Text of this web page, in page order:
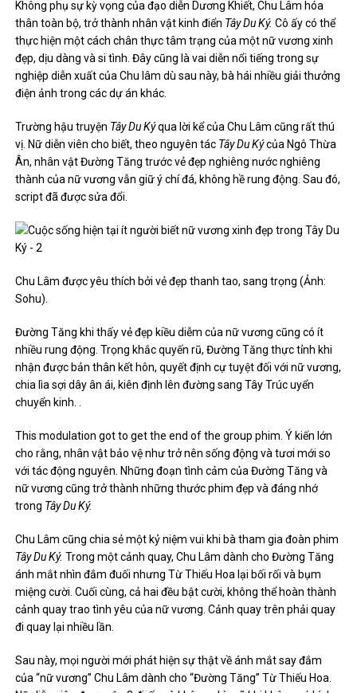
Không phụ sự kỳ vọng của đạo diễn Dương Khiết, Chu Lâm hóa
thân toàn bộ, trở thành nhân vật kinh điển Tây Du Ký.Cô ấy có thể
thực hiện một cách chân thực tâm trạng của một nữ vương xinh
đẹp, dịu dàng và si tình. Đây cũng là vai diễn nổi tiếng trong sự
nghiệp diễn xuất của Chu lâm dù sau này, bà hái nhiều giải thưởng
điện ảnh trong các dự án khác.
Trường hậu truyện Tây Du Kýqua lời kể của Chu Lâm cũng rất thú
vị. Nữ diễn viên cho biết, theo nguyên tác Tây Du Kýcủa Ngô Thừa
Ân, nhân vật Đường Tăng trước vẻ đẹp nghiêng nước nghiêng
thành của nữ vương vẫn giữ ý chí đá, không hề rung động. Sau đó,
script đã được sửa đổi.
Chu Lâm được yêu thích bởi vẻ đẹp thanh tao, sang trọng (Ảnh:
Sohu).
Đường Tăng khi thấy vẻ đẹp kiều diễm của nữ vương cũng có ít
nhiều rung động. Trọng khắc quyến rũ, Đường Tăng thực tỉnh khi
nhận được bản thân kết hôn, quyết định cự tuyệt đối với nữ vương,
chia lìa sợi dây ân ái, kiên định lên đường sang Tây Trúc uyển
chuyển kinh. .
This modulation got to get the end of the group phim. Ý kiến ​​lớn
cho rằng, nhân vật bảo vệ như trở nên sống động và tươi mới so
với tác động nguyên. Những đoạn tình cảm của Đường Tăng và
nữ vương cũng trở thành những thước phim đẹp và đáng nhớ
trong Tây Du Ký.
Chu Lâm cũng chia sẻ một kỷ niệm vui khi bà tham gia đoàn phim
Tây Du Ký. Trong một cảnh quay, Chu Lâm dành cho Đường Tăng
ánh mắt nhìn đắm đuối nhưng Từ Thiếu Hoa lại bối rối và bụm
miệng cười. Cuối cùng, cả hai đều bật cười, không thể hoàn thành
cảnh quay trao tình yêu của nữ vương. Cảnh quay trên phải quay
đi quay lại nhiều lần.
Sau này, mọi người mới phát hiện sự thật về ánh mắt say đắm
của “nữ vương” Chu Lâm dành cho “Đường Tăng” Từ Thiếu Hoa.